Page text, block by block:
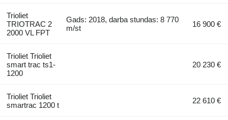
Trioliet
TRIOTRAC 2
2000 VL FPT
Gads: 2018, darba stundas: 8 770
m/st
16 900 €
Trioliet Trioliet
smart trac ts1-
1200
20 230 €
Trioliet Trioliet
smartrac 1200 t
22 610 €